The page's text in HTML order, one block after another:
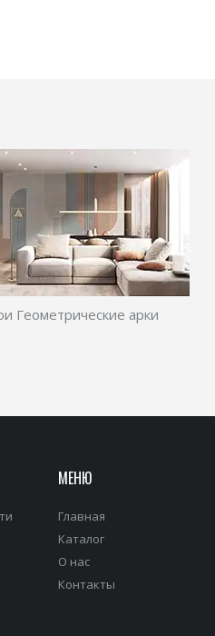
Геометрические арки
МЕНЮ
Главная
Каталог
О нас
Контакты